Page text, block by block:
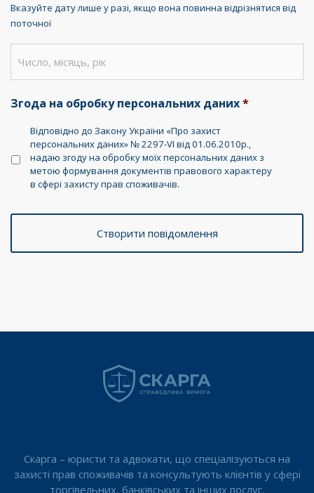
Вказуйте дату лише у разі, якщо вона повинна відрізнятися від
поточної
Згода на обробку персональних даних*
Відповідно до Закону України «Про захист
персональних даних» № 2297-VI від 01.06.2010р.,
надаю згоду на обробку моїх персональних даних з
метою формування документів правового характеру
в сфері захисту прав споживачів.
Скарга – юристи та адвокати, що спеціалізуються на
захисті прав споживачів та консультують клієнтів у сфері
торгівельних, банківських та інших послуг.